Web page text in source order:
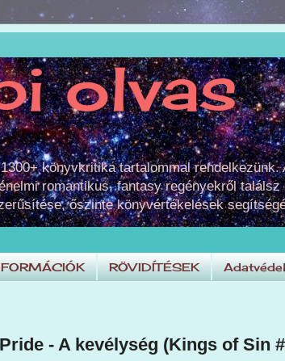
olvas
könyvkritika tartalommal
romantikus, fantasy regényekről
őszinte könyvértékelések
RÖVIDÍTÉSEK
- A kevélység (Kings of Sin